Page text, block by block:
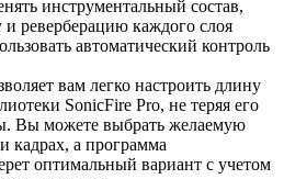
инструментальный состав,
и реверберацию каждого слоя
автоматический контроль
вам легко настроить длину
SonicFire Pro, не теряя его
Вы можете выбрать желаемую
кадрах, а программа
оптимальный вариант с учетом